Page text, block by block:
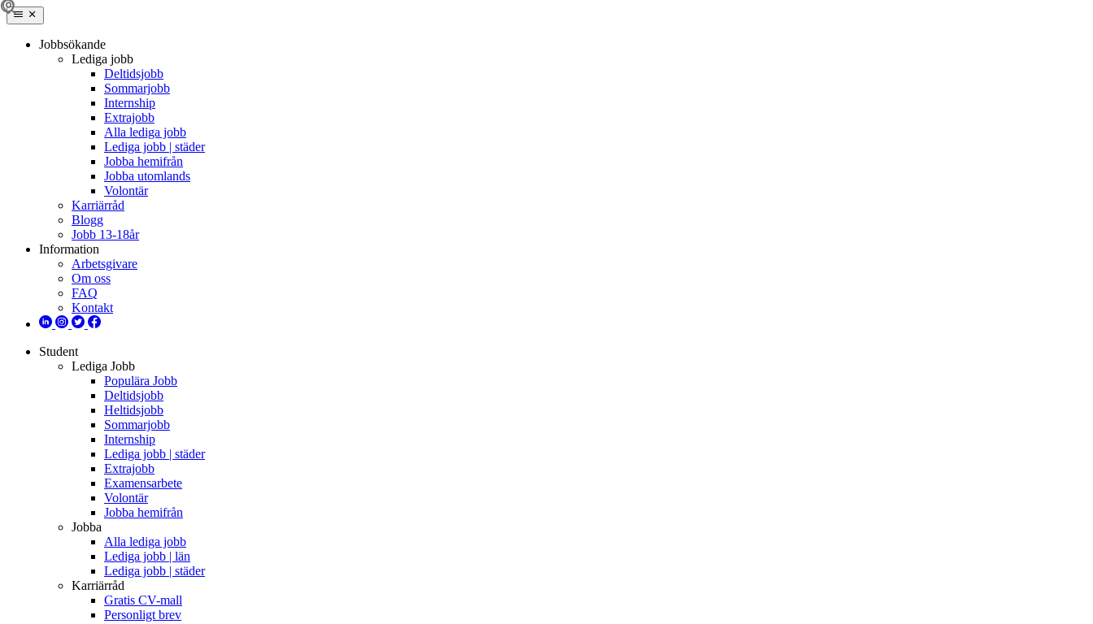
Jobbsökande
Lediga jobb
Deltidsjobb
Sommarjobb
Internship
Extrajobb
Alla lediga jobb
Lediga jobb | städer
Jobba hemifrån
Jobba utomlands
Volontär
Karriärråd
Blogg
Jobb 13-18år
Information
Arbetsgivare
Om oss
FAQ
Kontakt
Student
Lediga Jobb
Populära Jobb
Deltidsjobb
Heltidsjobb
Sommarjobb
Internship
Lediga jobb | städer
Extrajobb
Examensarbete
Volontär
Jobba hemifrån
Jobba
Alla lediga jobb
Lediga jobb | län
Lediga jobb | städer
Karriärråd
Gratis CV-mall
Personligt brev